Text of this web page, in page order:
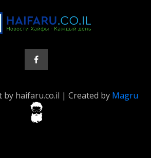
haifaru.co.il | Created by Magru